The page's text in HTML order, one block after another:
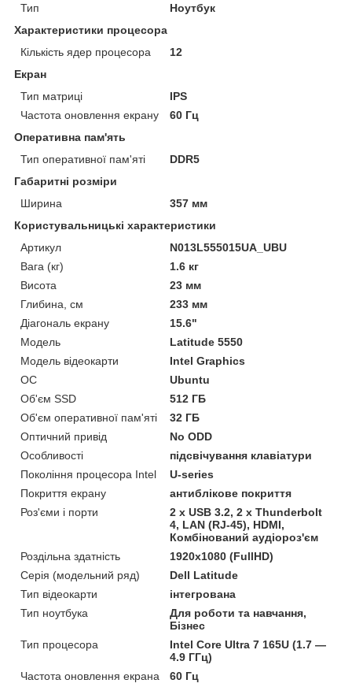
Тип
Ноутбук
Характеристики процесора
Кількість ядер процесора
12
Екран
Тип матриці
IPS
Частота оновлення екрану
60 Гц
Оперативна пам'ять
Тип оперативної пам'яті
DDR5
Габаритні розміри
Ширина
357 мм
Користувальницькі характеристики
Артикул
N013L555015UA_UBU
Вага (кг)
1.6 кг
Висота
23 мм
Глибина, см
233 мм
Діагональ екрану
15.6"
Мoдель
Latitude 5550
Модель відеокарти
Intel Graphics
ОС
Ubuntu
Об'єм SSD
512 ГБ
Об'єм оперативної пам'яті
32 ГБ
Оптичний привід
No ODD
Особливості
підсвічування клавіатури
Покоління процесора Intel
U-series
Покриття екрану
антиблікове покриття
Роз'єми і порти
2 х USB 3.2, 2 х Thunderbolt
4, LAN (RJ-45), HDMI,
Комбінований аудіороз'єм
Роздільна здатність
1920х1080 (FullHD)
Серія (модельний ряд)
Dell Latitude
Тип відеокарти
інтегрована
Тип ноутбука
Для роботи та навчання,
Бізнес
Тип процесора
Intel Core Ultra 7 165U (1.7 —
4.9 ГГц)
Частота оновлення екрана
60 Гц